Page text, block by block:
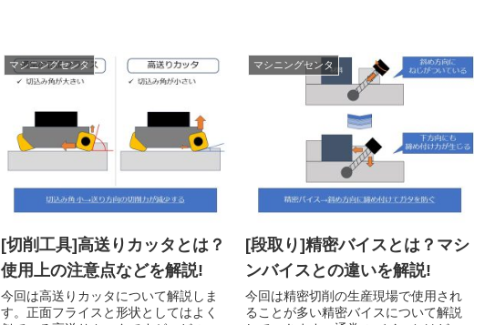
マシニングセンタ
[切削工具]高送りカッタとは？
使用上の注意点などを解説!
今回は高送りカッタについて解説しま
す。正面フライスと形状としてはよく
マシニングセンタ
[段取り]精密バイスとは？マシ
ンバイスとの違いを解説!
今回は精密切削の生産現場で使用され
ることが多い精密バイスについて解説